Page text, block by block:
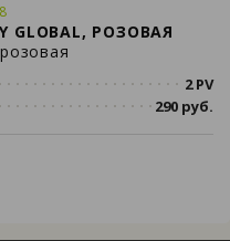
GLOBAL, РОЗОВАЯ
2 PV
290 руб.